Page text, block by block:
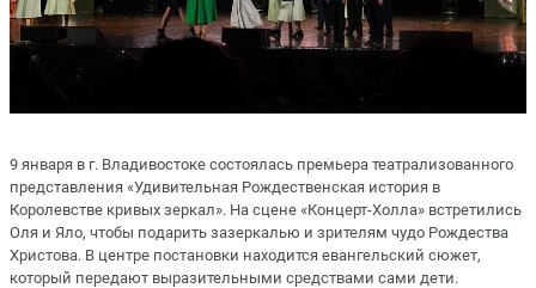
9 января в г. Владивостоке состоялась премьера театрализованного
представления «Удивительная Рождественская история в
Королевстве кривых зеркал». На сцене «Концерт-Холла» встретились
Оля и Яло, чтобы подарить зазеркалью и зрителям чудо Рождества
Христова. В центре постановки находится евангельский сюжет,
который передают выразительными средствами сами дети.